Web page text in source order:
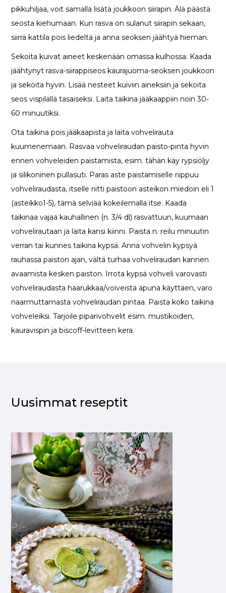
pikkuhiljaa, voit samalla lisätä joukkoon siirapin. Älä päästä
seosta kiehumaan. Kun rasva on sulanut siirapin sekaan,
siirrä kattila pois liedeltä ja anna seoksen jäähtyä hieman.
Sekoita kuivat aineet keskenään omassa kulhossa. Kaada
jäähtynyt rasva-siirappiseos kaurajuoma-seoksen joukkoon
ja sekoita hyvin. Lisää nesteet kuiviin aineksiin ja sekoita
seos vispilällä tasaiseksi. Laita taikina jääkaappiin noin 30-
60 minuutiksi.
Ota taikina pois jääkaapista ja laita vohvelirauta
kuumenemaan. Rasvaa vohveliraudan paisto-pinta hyvin
ennen vohveleiden paistamista, esim. tähän käy rypsiöljy
ja silikoninen pullasuti. Paras aste paistamiselle riippuu
vohveliraudasta, itselle riitti paistoon asteikon miedoin eli 1
(asteikko1-5), tämä selviää kokeilemalla itse. Kaada
taikinaa vajaa kauhallinen (n. 3/4 dl) rasvattuun, kuumaan
vohvelirautaan ja laita kansi kiinni. Paista n. reilu minuutin
verran tai kunnes taikina kypsä. Anna vohvelin kypsyä
rauhassa paiston ajan, vältä turhaa vohveliraudan kannen
avaamista kesken paiston. Irrota kypsä vohveli varovasti
vohveliraudasta haarukkaa/voiveistä apuna käyttäen, varo
naarmuttamasta vohveliraudan pintaa. Paista koko taikina
vohveleiksi. Tarjoile piparivohvelit esim. mustikoiden,
kauravispin ja biscoff-levitteen kera.
Uusimmat reseptit